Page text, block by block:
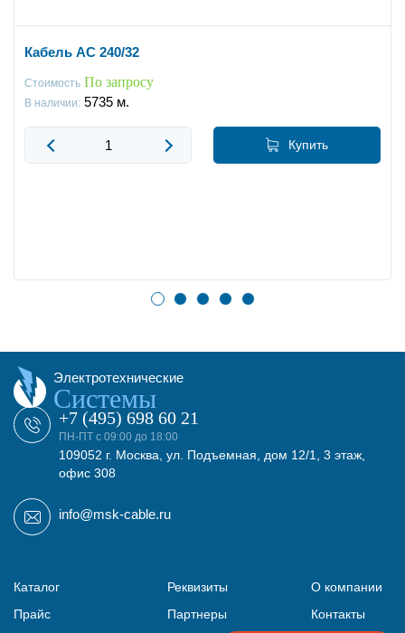
Кабель АС 240/32
Стоимость По запросу
В наличии: 5735 м.
Купить
Электротехнические
Системы
+7 (495) 698 60 21
ПН-ПТ с 09:00 до 18:00
109052 г. Москва, ул. Подъемная, дом 12/1, 3 этаж,
офис 308
info@msk-cable.ru
Каталог
Прайс
Реквизиты
Партнеры
О компании
Контакты